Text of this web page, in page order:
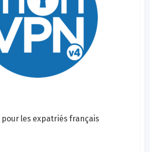
pour les expatriés français